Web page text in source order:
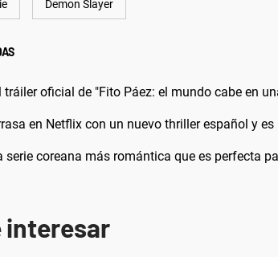
Demon Slayer
tráiler oficial de "Fito Páez: el mundo cabe en
en Netflix con un nuevo thriller español y
serie coreana más romántica que es perfecta
interesar